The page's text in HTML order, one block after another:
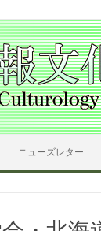
ニューズレター